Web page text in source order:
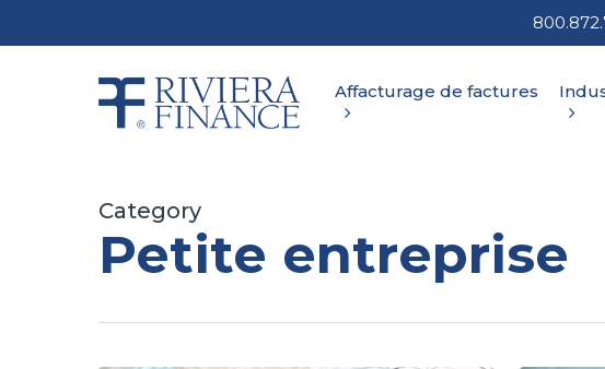
Affacturage de factures
Category
Petite entreprise